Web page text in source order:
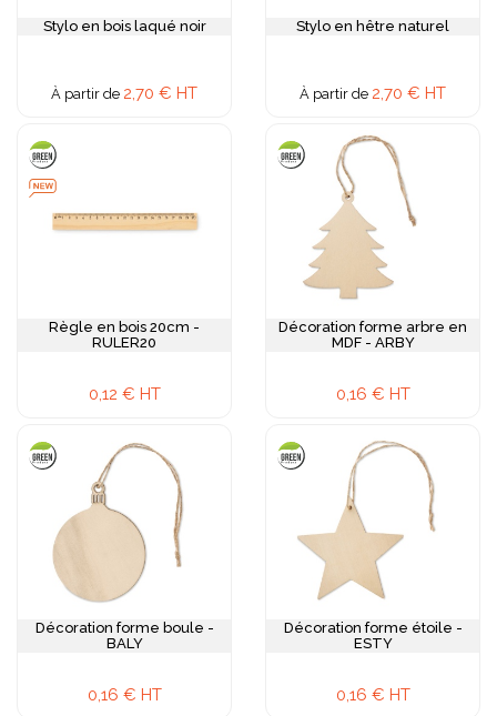
Stylo en bois laqué noir
À partir de 2,70 € HT
Stylo en hêtre naturel
À partir de 2,70 € HT
Règle en bois 20cm -
RULER20
0,12 € HT
Décoration forme arbre en
MDF - ARBY
0,16 € HT
Décoration forme boule -
BALY
0,16 € HT
Décoration forme étoile -
ESTY
0,16 € HT